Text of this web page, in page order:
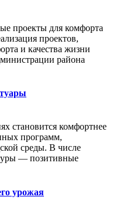
проекты для комфорта
проектов,
и качества жизни
района
становится комфортнее
программ,
среды. В числе
— позитивные
урожая